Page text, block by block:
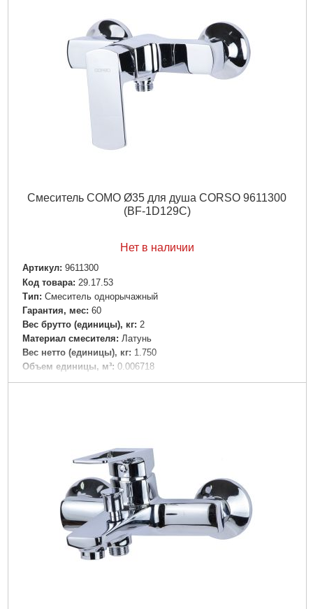
Смеситель COMO Ø35 для душа CORSO 9611300
(BF-1D129C)
Нет в наличии
Артикул: 9611300
Код товара: 29.17.53
Tип: Смеситель однорычажный
Гарантия, мес: 60
Вес брутто (единицы), кг: 2
Материал смесителя: Латунь
Вес нетто (единицы), кг: 1.750
Объем единицы, м³: 0.006718